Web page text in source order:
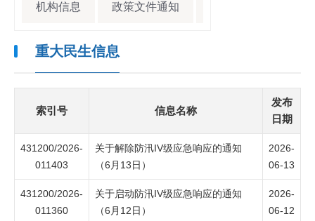
机构信息 政策文件通知
重大民生信息
索引号 信息名称
发布
日期
431200/2026-
011403
关于解除防汛IV级应急响应的通知
（6月13日）
2026-
06-13
431200/2026-
011360
关于启动防汛IV级应急响应的通知
（6月12日）
2026-
06-12